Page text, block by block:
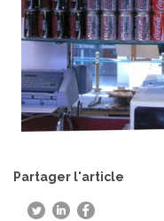
Partager l'article